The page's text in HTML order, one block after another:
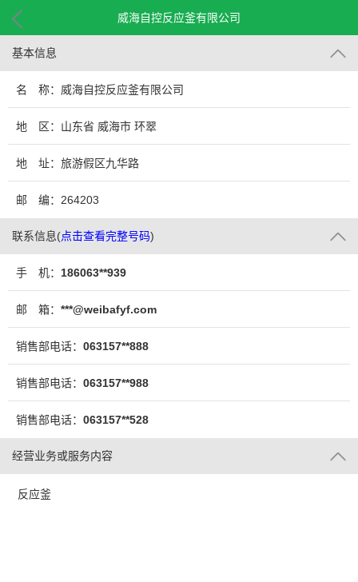
威海自控反应釜有限公司
基本信息
名 称：威海自控反应釜有限公司
地 区：山东省 威海市 环翠
地 址：旅游假区九华路
邮 编：264203
联系信息(点击查看完整号码)
手 机： 186063**939
邮 箱： ***@weibafyf.com
销售部电话： 063157**888
销售部电话： 063157**988
销售部电话： 063157**528
经营业务或服务内容
反应釜